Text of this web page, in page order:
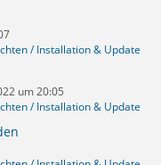
/ Installation & Update
um 20:05
/ Installation & Update